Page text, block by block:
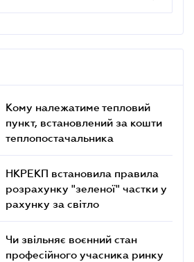
Кому належатиме тепловий
пункт, встановлений за кошти
теплопостачальника
НКРЕКП встановила правила
розрахунку "зеленої" частки у
рахунку за світло
Чи звільняє воєнний стан
професійного учасника ринку